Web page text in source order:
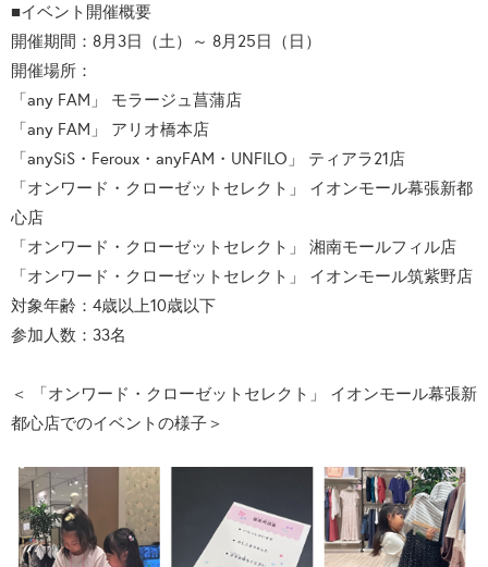
■イベント開催概要
開催期間：8月3日（土）～ 8月25日（日）
開催場所：
「any FAM」 モラージュ菖蒲店
「any FAM」 アリオ橋本店
「anySiS・Feroux・anyFAM・UNFILO」 ティアラ21店
「オンワード・クローゼットセレクト」 イオンモール幕張新都
心店
「オンワード・クローゼットセレクト」 湘南モールフィル店
「オンワード・クローゼットセレクト」 イオンモール筑紫野店
対象年齢：4歳以上10歳以下
参加人数：33名
＜ 「オンワード・クローゼットセレクト」 イオンモール幕張新
都心店でのイベントの様子＞